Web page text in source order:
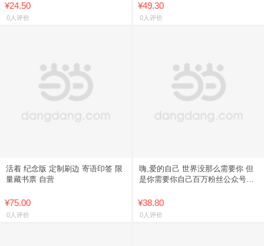
¥24.50
0人评价
¥49.30
0人评价
活着 纪念版 定制刷边 寄语印签 限
量藏书票 自营
¥75.00
0人评价
嗨,爱的自己 世界没那么需要你 但
是你需要你自己百万粉丝公众号大
感小说
¥38.80
0人评价